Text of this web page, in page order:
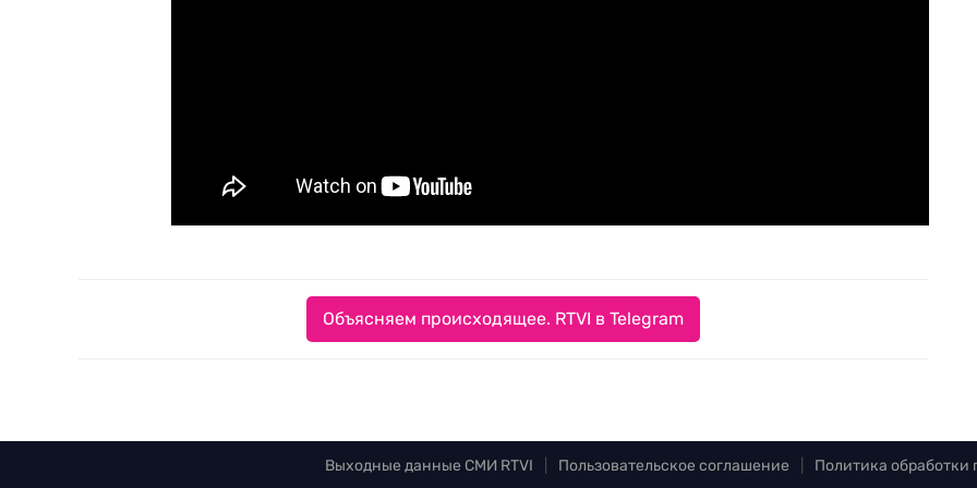
Объясняем происходящее. RTVI в Telegram
Выходные данные СМИ RTVI Пользовательское соглашение Политика